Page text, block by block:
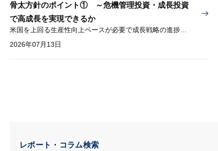
骨太方針のポイント① ～危機管理投資・成長投資
で高成長を実現できるか
米国を上回る生産性向上ペースが必要で成長戦略の進捗管理も課題
2026年07月13日
レポート・コラム検索